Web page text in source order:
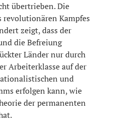
übertrieben. Die
revolutionären Kampfes
zeigt, dass der
die Befreiung
Länder nur durch
Arbeiterklasse auf der
und
erfolgen kann, wie
der permanenten